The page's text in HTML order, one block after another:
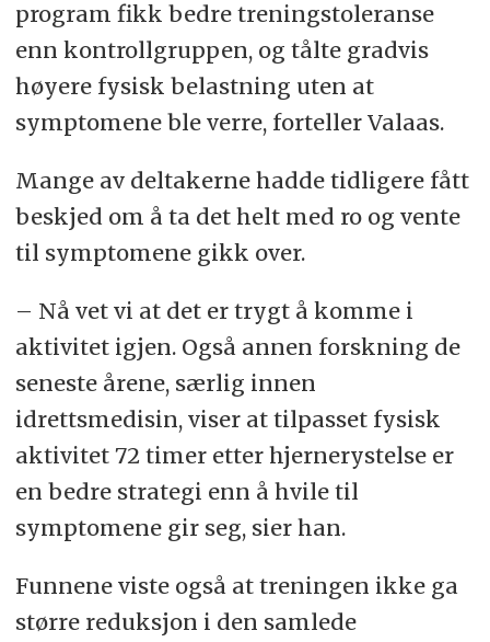
program fikk bedre treningstoleranse
enn kontrollgruppen, og tålte gradvis
høyere fysisk belastning uten at
symptomene ble verre, forteller Valaas.
Mange av deltakerne hadde tidligere fått
beskjed om å ta det helt med ro og vente
til symptomene gikk over.
– Nå vet vi at det er trygt å komme i
aktivitet igjen. Også annen forskning de
seneste årene, særlig innen
idrettsmedisin, viser at tilpasset fysisk
aktivitet 72 timer etter hjernerystelse er
en bedre strategi enn å hvile til
symptomene gir seg, sier han.
Funnene viste også at treningen ikke ga
større reduksjon i den samlede